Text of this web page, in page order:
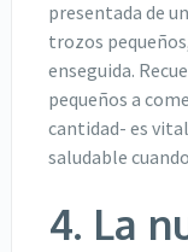
presentada de
trozos
enseguida.
pequeños a
cantidad- es
saludable
4. La